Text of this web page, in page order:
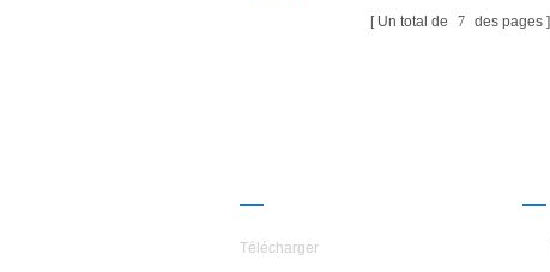
Un total de 7 des pages
Télécharger